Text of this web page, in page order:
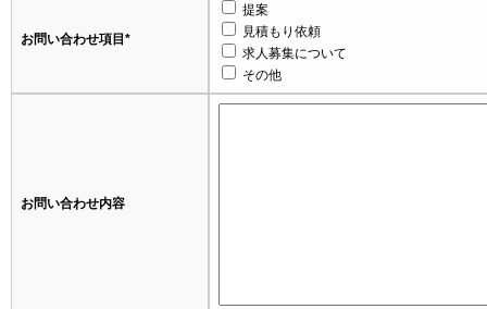
お問い合わせ項目*
提案
見積もり依頼
求人募集について
その他
お問い合わせ内容